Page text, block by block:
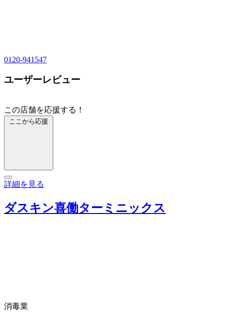
0120-941547
ユーザーレビュー
この店舗を応援する！
ここから応援
詳細を見る
ダスキン喜働ターミニックス
消毒業